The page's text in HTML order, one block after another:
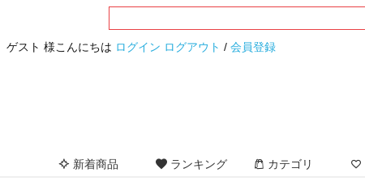
ゲスト 様こんにちは ログイン ログアウト / 会員登録
新着商品 ランキング カテゴリ